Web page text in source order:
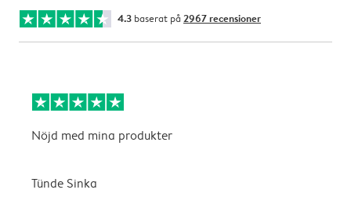
4.3 baserat på 2967 recensioner
Nöjd med mina produkter
Tünde Sinka